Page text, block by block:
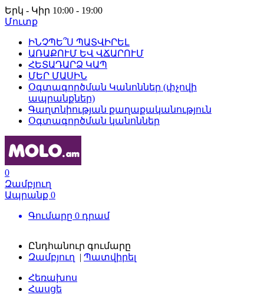
Երկ - Կիր 10:00 - 19:00
Մուտք
ԻՆՉՊԵ՞Ս ՊԱՏՎԻՐԵԼ
ԱՌԱՔՈՒՄ ԵՎ ՎՃԱՐՈՒՄ
ՀԵՏԱԴԱՐՁ ԿԱՊ
ՄԵՐ ՄԱՍԻՆ
Օգտագործման Կանոններ (փչովի
ապրանքներ)
Գաղտնիության քաղաքականություն
Օգտագործման կանոններ
0
Զամբյուղ
Ապրանք 0
Գումարը 0 դրամ
Ընդհանուր գումարը
Զամբյուղ | Պատվիրել
Հեռախոս
Հասցե